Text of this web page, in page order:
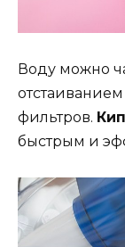
Воду можно
фильтров.
быстрым и